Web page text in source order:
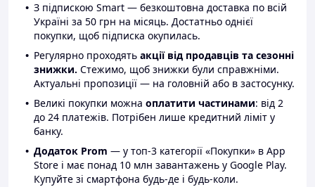
З підпискою Smart — безкоштовна доставка по всій
Україні за 50 грн на місяць. Достатньо однієї
покупки, щоб підписка окупилась.
Регулярно проходять акції від продавців та сезонні
знижки. Стежимо, щоб знижки були справжніми.
Актуальні пропозиції — на головній або в застосунку.
Великі покупки можна оплатити частинами: від 2
до 24 платежів. Потрібен лише кредитний ліміт у
банку.
Додаток Prom — у топ-3 категорії «Покупки» в App
Store і має понад 10 млн завантажень у Google Play.
Купуйте зі смартфона будь-де і будь-коли.